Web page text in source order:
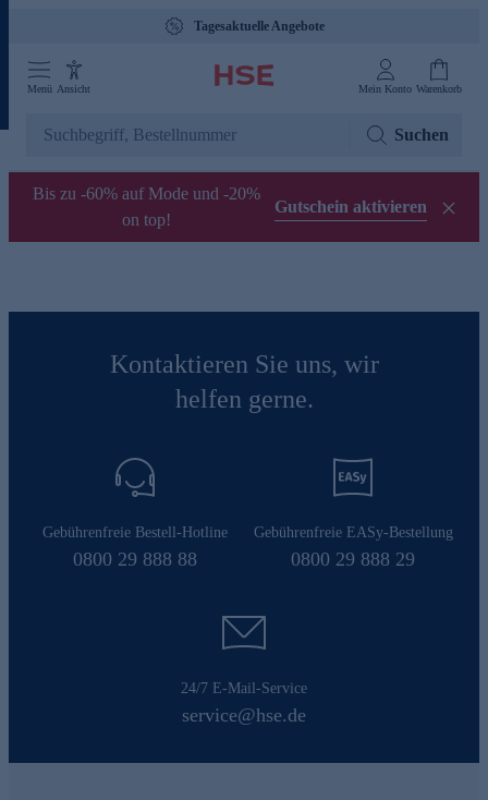
Tagesaktuelle Angebote
Menü Ansicht Mein Konto Warenkorb
Suchen
Bis zu -60% auf Mode und -20%
on top!
Gutschein aktivieren
Kontaktieren Sie uns, wir
helfen gerne.
Gebührenfreie Bestell-Hotline
0800 29 888 88
Gebührenfreie EASy-Bestellung
0800 29 888 29
24/7 E-Mail-Service
service@hse.de